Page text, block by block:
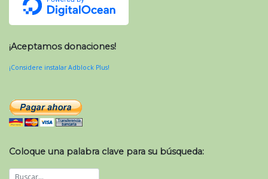
¡Aceptamos donaciones!
¡Considere instalar Adblock Plus!
Coloque una palabra clave para su búsqueda: